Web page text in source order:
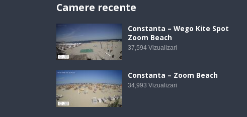
Camere recente
Constanta – Wego Kite Spot
Zoom Beach
37,594 Vizualizari
Constanta – Zoom Beach
34,993 Vizualizari